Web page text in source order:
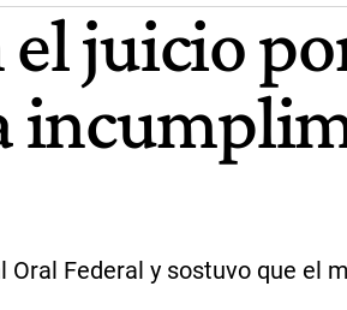
juicio
Federal y sostuvo que el